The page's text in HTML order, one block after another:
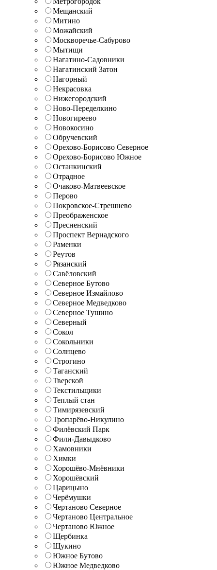
Мещанский
Митино
Можайский
Москворечье-Сабурово
Мытищи
Нагатино-Садовники
Нагатинский Затон
Нагорный
Некрасовка
Нижегородский
Ново-Переделкино
Новогиреево
Новокосино
Обручевский
Орехово-Борисово Северное
Орехово-Борисово Южное
Останкинский
Отрадное
Очаково-Матвеевское
Перово
Покровское-Стрешнево
Преображенское
Пресненский
Проспект Вернадского
Раменки
Реутов
Рязанский
Савёловский
Северное Бутово
Северное Измайлово
Северное Медведково
Северное Тушино
Северный
Сокол
Сокольники
Солнцево
Строгино
Таганский
Тверской
Текстильщики
Теплый стан
Тимирязевский
Тропарёво-Никулино
Филёвский Парк
Фили-Давыдково
Хамовники
Химки
Хорошёво-Мнёвники
Хорошёвский
Царицыно
Черёмушки
Чертаново Северное
Чертаново Центральное
Чертаново Южное
Щербинка
Щукино
Южное Бутово
Южное Медведково